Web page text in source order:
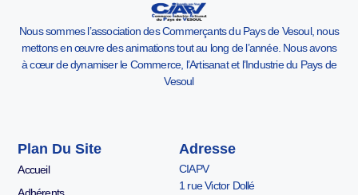
Nous sommes l’association des Commerçants du Pays de Vesoul, nous
mettons en œuvre des animations tout au long de l’année. Nous avons
à cœur de dynamiser le Commerce, l’Artisanat et l’Industrie du Pays de
Vesoul
Plan Du Site
Accueil
Adhérents
Adresse
CIAPV
1 rue Victor Dollé